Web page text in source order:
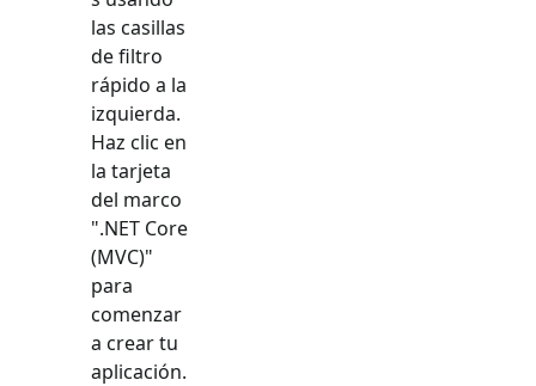
las casillas
de filtro
rápido a la
izquierda.
Haz clic en
la tarjeta
del marco
".NET Core
(MVC)"
para
comenzar
a crear tu
aplicación.